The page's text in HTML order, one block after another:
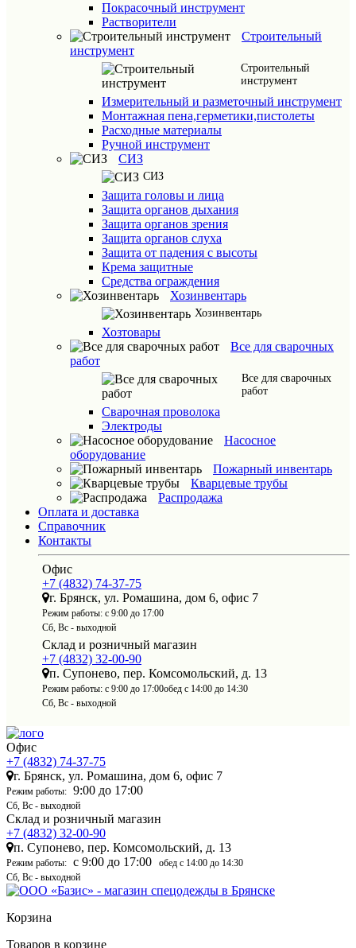
Покрасочный инструмент
Растворители
Строительный
инструмент
Строительный
инструмент
Измерительный и разметочный инструмент
Монтажная пена,герметики,пистолеты
Расходные материалы
Ручной инструмент
СИЗ
СИЗ
Защита головы и лица
Защита органов дыхания
Защита органов зрения
Защита органов слуха
Защита от падения с высоты
Крема защитные
Средства ограждения
Хозинвентарь
Хозинвентарь
Хозтовары
Все для сварочных
работ
Все для сварочных
работ
Сварочная проволока
Электроды
Насосное
оборудование
Пожарный инвентарь
Кварцевые трубы
Распродажа
Оплата и доставка
Справочник
Контакты
Офис
+7 (4832) 74-37-75
г. Брянск, ул. Ромашина, дом 6, офис 7
Режим работы: с 9:00 до 17:00
Сб, Вс - выходной
Склад и розничный магазин
+7 (4832) 32-00-90
п. Супонево, пер. Комсомольский, д. 13
Режим работы: с 9:00 до 17:00обед с 14:00 до 14:30
Сб, Вс - выходной
Офис
+7 (4832) 74-37-75
г. Брянск, ул. Ромашина, дом 6, офис 7
Режим работы: 9:00 до 17:00
Сб, Вс - выходной
Склад и розничный магазин
+7 (4832) 32-00-90
п. Супонево, пер. Комсомольский, д. 13
Режим работы: с 9:00 до 17:00
обед с 14:00 до 14:30
Сб, Вс - выходной
Корзина
Товаров в корзине